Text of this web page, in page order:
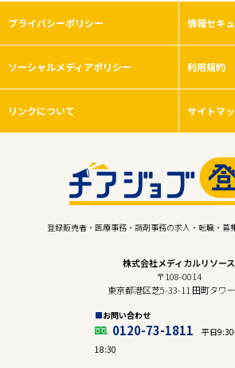
プライバシーポリシー 情報セキ
ソーシャルメディアポリシー 利用規約
リンクについて サイトマ
登録販売者・医療事務・調剤事務の求人・転職・募
株式会社メディカルリソース
〒108-0014
東京都港区芝5-33-11 田町タワ
お問い合わせ
0120-73-1811
平日
18:30